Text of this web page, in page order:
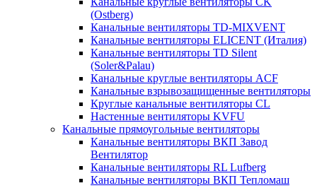
(Ostberg)
Канальные вентиляторы TD-MIXVENT
Канальные вентиляторы ELICENT (Италия)
Канальные вентиляторы TD Silent
(Soler&Palau)
Канальные круглые вентиляторы ACF
Канальные взрывозащищенные вентиляторы
Круглые канальные вентиляторы CL
Настенные вентиляторы KVFU
Канальные прямоугольные вентиляторы
Канальные вентиляторы ВКП Завод
Вентилятор
Канальные вентиляторы RL Lufberg
Канальные вентиляторы ВКП Тепломаш